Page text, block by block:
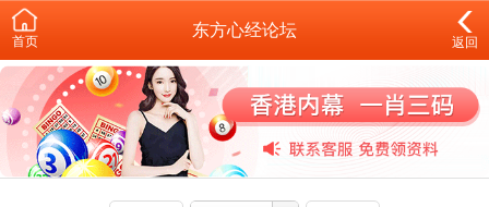
首页
东方心经论坛
返回